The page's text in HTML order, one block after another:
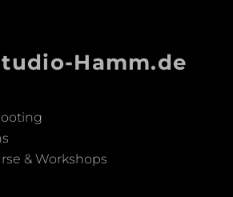
tudio-Hamm.de
& Workshops